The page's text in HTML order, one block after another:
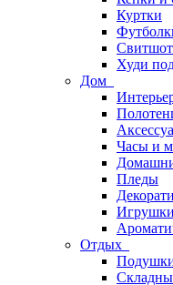
Куртки
Худи
Дом
Часы и
Пледы
Игрушки
Отдых